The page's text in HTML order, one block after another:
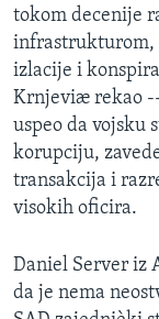
tokom decenije
infrastrukturom,
izlacije i
Krnjeviæ rekao
uspeo da vojsku
korupciju,
transakcija i
visokih oficira.
Daniel Server iz
da je nema